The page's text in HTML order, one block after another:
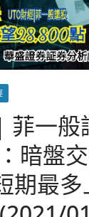
菲一般
暗盤
最多